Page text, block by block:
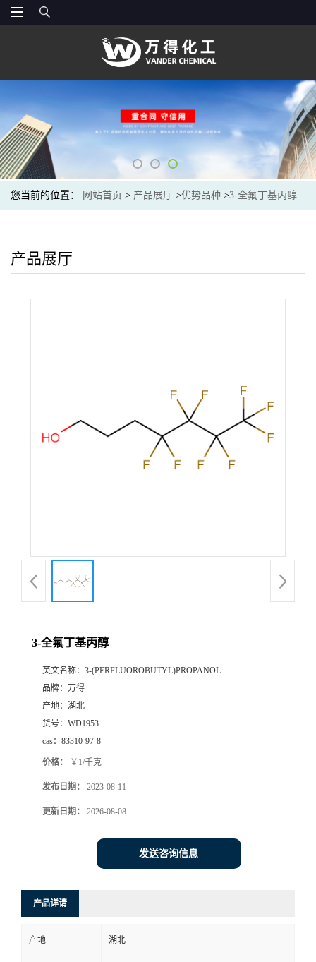
您当前的位置： 网站首页 > 产品展厅 >优势品种 >3-全氟丁基丙醇
产品展厅
3-全氟丁基丙醇
英文名称： 3-(PERFLUOROBUTYL)PROPANOL
品牌： 万得
产地： 湖北
货号： WD1953
cas： 83310-97-8
价格： ￥1/千克
发布日期： 2023-08-11
更新日期： 2026-08-08
发送咨询信息
产品详请
产地 湖北